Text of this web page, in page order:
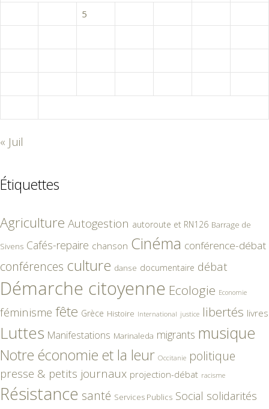
5
« Juil
Étiquettes
Agriculture Autogestion autoroute et RN126 Barrage de
Sivens Cafés-repaire chanson Cinéma conférence-débat
conférences culture danse documentaire débat
Démarche citoyenne Ecologie Economie
féminisme fête Grèce Histoire International justice libertés livres
Luttes Manifestations Marinaleda migrants musique
Notre économie et la leur Occitanie politique
presse & petits journaux projection-débat racisme
Résistance santé Services Publics Social solidarités